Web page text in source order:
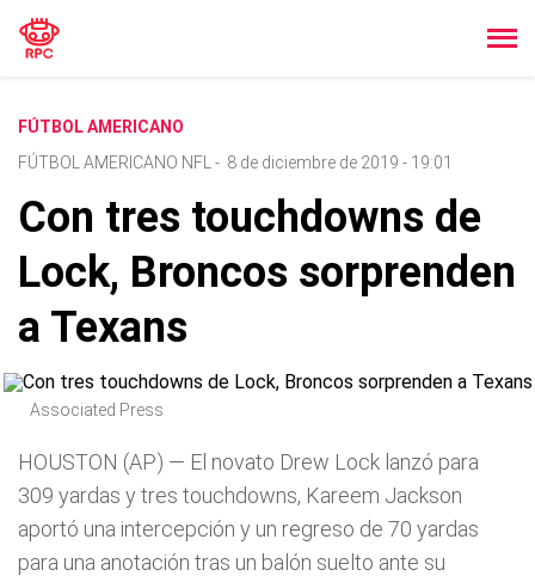
FÚTBOL AMERICANO
FÚTBOL AMERICANO NFL
- 8 de diciembre de 2019 - 19:01
Con tres touchdowns de
Lock, Broncos sorprenden
a Texans
Associated Press
HOUSTON (AP) — El novato Drew Lock lanzó para
309 yardas y tres touchdowns, Kareem Jackson
aportó una intercepción y un regreso de 70 yardas
para una anotación tras un balón suelto ante su